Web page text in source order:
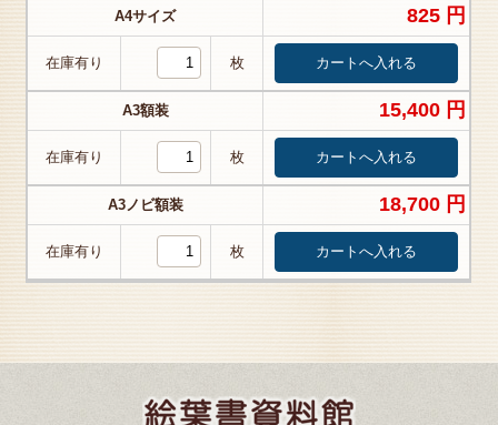
A4サイズ 825 円
在庫有り 枚
A3額装 15,400 円
在庫有り 枚
A3ノビ額装 18,700 円
在庫有り 枚